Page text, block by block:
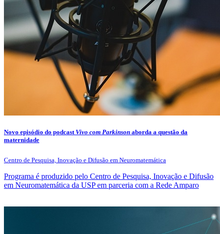
Novo episódio do podcastVivo com Parkinson aborda a questão da
maternidade
Centro de Pesquisa, Inovação e Difusão em Neuromatemática
Programa é produzido pelo Centro de Pesquisa, Inovação e Difusão
em Neuromatemática da USP em parceria com a Rede Amparo